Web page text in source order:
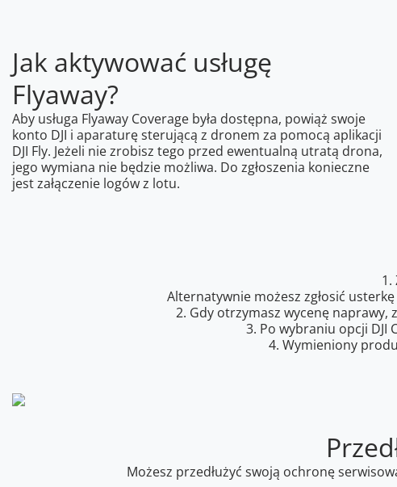
Jak aktywować usługę
Flyaway?
Aby usługa Flyaway Coverage była dostępna, powiąż swoje
konto DJI i aparaturę sterującą z dronem za pomocą aplikacji
DJI Fly. Jeżeli nie zrobisz tego przed ewentualną utratą drona,
jego wymiana nie będzie możliwa. Do zgłoszenia konieczne
jest załączenie logów z lotu.
1.
Alternatywnie możesz zgłosić
2. Gdy otrzymasz wycenę naprawy,
3. Po wybraniu opcji DJI
4. Wymieniony
Możesz przedłużyć swoją ochronę